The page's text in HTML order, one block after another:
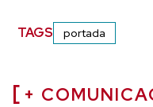
TAGS portada
+